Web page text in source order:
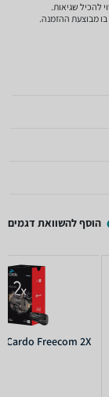
להכיל שגיאות.
מבוצעת ההזמנה.
הוסף להשוואת דגמים
Cardo Freecom 2X